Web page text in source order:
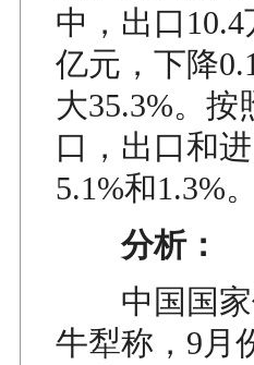
中，出口
亿元，下降
大35.3%。
口，出口和
5.1%和1.3%。
分析：
中国国家
牛犁称，9月